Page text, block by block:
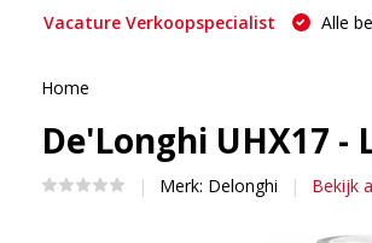
Vacature Verkoopspecialist Alle
Home
De'Longhi UHX17
Merk: Delonghi Bekijk